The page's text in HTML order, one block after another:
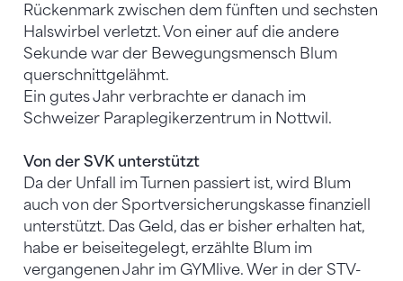
Rückenmark zwischen dem fünften und sechsten
Halswirbel verletzt. Von einer auf die andere
Sekunde war der Bewegungsmensch Blum
querschnittgelähmt.
Ein gutes Jahr verbrachte er danach im
Schweizer Paraplegikerzentrum in Nottwil.
Von der SVK unterstützt
Da der Unfall im Turnen passiert ist, wird Blum
auch von der Sportversicherungskasse finanziell
unterstützt. Das Geld, das er bisher erhalten hat,
habe er beiseitegelegt, erzählte Blum im
vergangenen Jahr im GYMlive. Wer in der STV-